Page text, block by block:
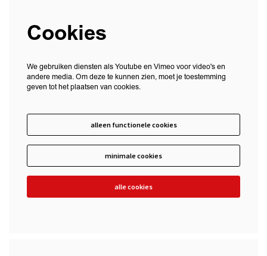
Cookies
We gebruiken diensten als Youtube en Vimeo voor video's en
andere media. Om deze te kunnen zien, moet je toestemming
geven tot het plaatsen van cookies.
alleen functionele cookies
minimale cookies
alle cookies